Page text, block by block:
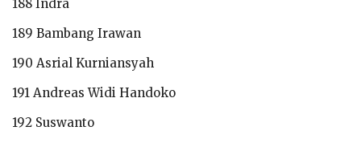
188 Indra
189 Bambang Irawan
190 Asrial Kurniansyah
191 Andreas Widi Handoko
192 Suswanto